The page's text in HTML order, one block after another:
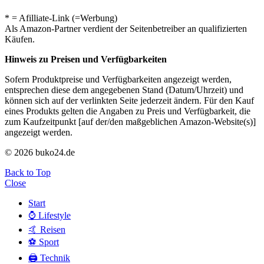
* = Afilliate-Link (=Werbung)
Als Amazon-Partner verdient der Seitenbetreiber an qualifizierten
Käufen.
Hinweis zu Preisen und Verfügbarkeiten
Sofern Produktpreise und Verfügbarkeiten angezeigt werden,
entsprechen diese dem angegebenen Stand (Datum/Uhrzeit) und
können sich auf der verlinkten Seite jederzeit ändern. Für den Kauf
eines Produkts gelten die Angaben zu Preis und Verfügbarkeit, die
zum Kaufzeitpunkt [auf der/den maßgeblichen Amazon-Website(s)]
angezeigt werden.
© 2026 buko24.de
Back to Top
Close
Start
⌚️ Lifestyle
🤙 Reisen
⚽️ Sport
🖨️ Technik